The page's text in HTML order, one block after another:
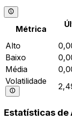
Métrica
Alto
Baixo
Média
Volatilidade
Estatísticas de